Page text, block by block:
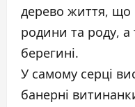
дерево життя, що
родини та роду,
берегині.
У самому серці
банерні